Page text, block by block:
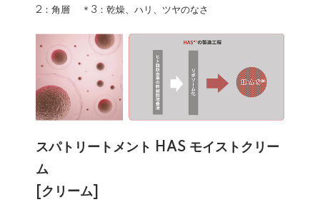
2：角層 ＊3：乾燥、ハリ、ツヤのなさ
スパトリートメント HAS モイストクリー
ム
[クリーム]